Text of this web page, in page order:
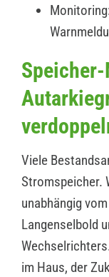
Viele
Stromspeicher.
unabhängig
Langenselbold
im Haus, der